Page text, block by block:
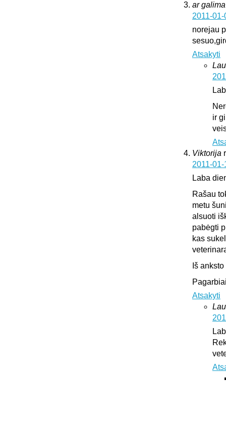
ar
2011-
norejau
Atsakyti
ir
Viktorija
2011-
Laba
Rašau
metu
alsuoti
pabėgti
kas
Iš
Atsakyti